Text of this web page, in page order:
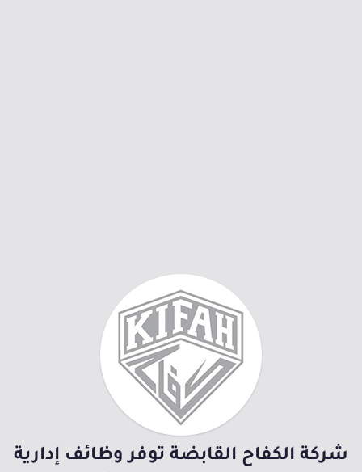
شركة الكفاح القابضة توفر وظائف إدارية